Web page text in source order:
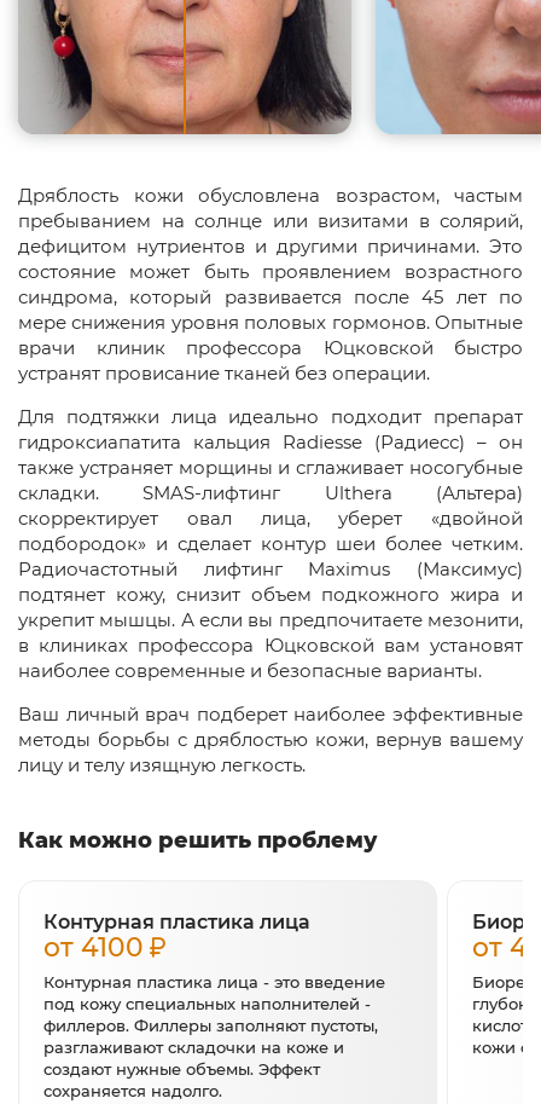
Дряблость кожи обусловлена возрастом, частым
пребыванием на солнце или визитами в солярий,
дефицитом нутриентов и другими причинами. Это
состояние может быть проявлением возрастного
синдрома, который развивается после 45 лет по
мере снижения уровня половых гормонов. Опытные
врачи клиник профессора Юцковской быстро
устранят провисание тканей без операции.
Для подтяжки лица идеально подходит препарат
гидроксиапатита кальция Radiesse (Радиесс) – он
также устраняет морщины и сглаживает носогубные
складки. SMAS-лифтинг Ulthera (Альтера)
скорректирует овал лица, уберет «двойной
подбородок» и сделает контур шеи более четким.
Радиочастотный лифтинг Maximus (Максимус)
подтянет кожу, снизит объем подкожного жира и
укрепит мышцы. А если вы предпочитаете мезонити,
в клиниках профессора Юцковской вам установят
наиболее современные и безопасные варианты.
Ваш личный врач подберет наиболее эффективные
методы борьбы с дряблостью кожи, вернув вашему
лицу и телу изящную легкость.
Как можно решить проблему
Контурная пластика лица
от 4100
Контурная пластика лица - это введение
под кожу специальных наполнителей -
филлеров. Филлеры заполняют пустоты,
разглаживают складочки на коже и
создают нужные объемы. Эффект
сохраняется надолго.
от
кожи с